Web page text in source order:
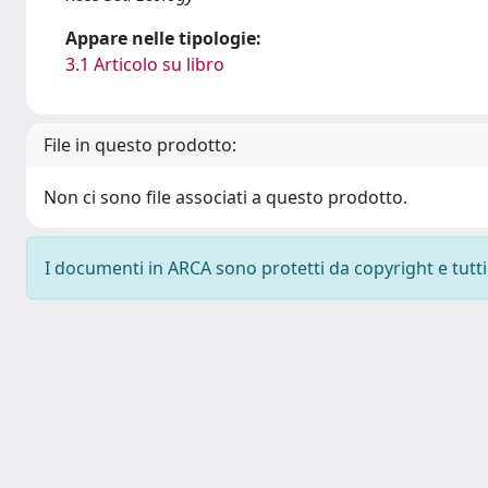
Appare nelle tipologie:
3.1 Articolo su libro
File in questo prodotto:
Non ci sono file associati a questo prodotto.
I documenti in ARCA sono protetti da copyright e